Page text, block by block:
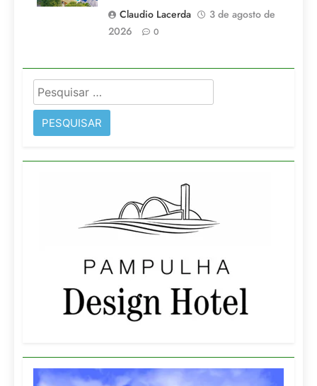
Claudio Lacerda
3 de agosto de
2026
0
Pesquisar
por: